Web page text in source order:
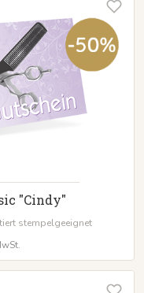
"Cindy"
stempelgeeignet